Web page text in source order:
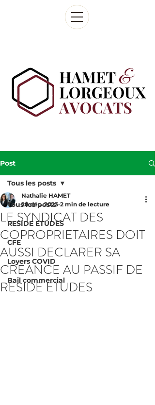
Post
Tous les posts
RESIDE ETUDES
CFE
Loyers COVID
Bail commercial
Tous les posts
LE SYNDICAT DES
COPROPRIETAIRES DOIT
AUSSI DECLARER SA
CREANCE AU PASSIF DE
RESIDE ETUDES
Nathalie HAMET
28 déc. 2023 2 min de lecture